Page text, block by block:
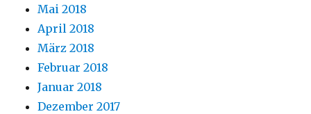
Mai 2018
April 2018
März 2018
Februar 2018
Januar 2018
Dezember 2017